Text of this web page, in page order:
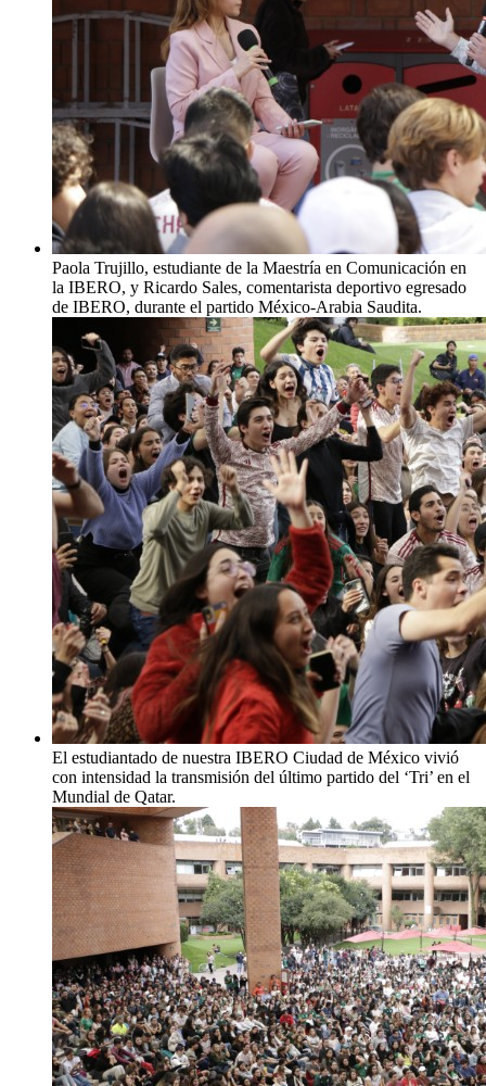
Paola Trujillo, estudiante de la Maestría en Comunicación en
la IBERO, y Ricardo Sales, comentarista deportivo egresado
de IBERO, durante el partido México-Arabia Saudita.
El estudiantado de nuestra IBERO Ciudad de México vivió
con intensidad la transmisión del último partido del ‘Tri’ en el
Mundial de Qatar.